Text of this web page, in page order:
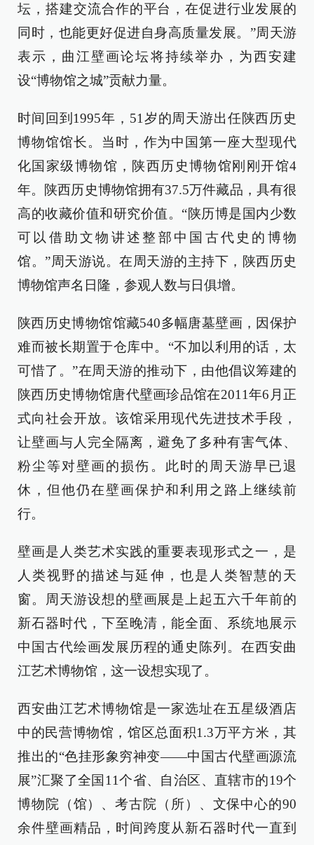
坛，搭建交流合作的平台，在促进行业发展的
同时，也能更好促进自身高质量发展。”周天游
表示，曲江壁画论坛将持续举办，为西安建
设“博物馆之城”贡献力量。
时间回到1995年，51岁的周天游出任陕西历史
博物馆馆长。当时，作为中国第一座大型现代
化国家级博物馆，陕西历史博物馆刚刚开馆4
年。陕西历史博物馆拥有37.5万件藏品，具有很
高的收藏价值和研究价值。“陕历博是国内少数
可以借助文物讲述整部中国古代史的博物
馆。”周天游说。在周天游的主持下，陕西历史
博物馆声名日隆，参观人数与日俱增。
陕西历史博物馆馆藏540多幅唐墓壁画，因保护
难而被长期置于仓库中。“不加以利用的话，太
可惜了。”在周天游的推动下，由他倡议筹建的
陕西历史博物馆唐代壁画珍品馆在2011年6月正
式向社会开放。该馆采用现代先进技术手段，
让壁画与人完全隔离，避免了多种有害气体、
粉尘等对壁画的损伤。此时的周天游早已退
休，但他仍在壁画保护和利用之路上继续前
行。
壁画是人类艺术实践的重要表现形式之一，是
人类视野的描述与延伸，也是人类智慧的天
窗。周天游设想的壁画展是上起五六千年前的
新石器时代，下至晚清，能全面、系统地展示
中国古代绘画发展历程的通史陈列。在西安曲
江艺术博物馆，这一设想实现了。
西安曲江艺术博物馆是一家选址在五星级酒店
中的民营博物馆，馆区总面积1.3万平方米，其
推出的“色挂形象穷神变——中国古代壁画源流
展”汇聚了全国11个省、自治区、直辖市的19个
博物院（馆）、考古院（所）、文保中心的90
余件壁画精品，时间跨度从新石器时代一直到